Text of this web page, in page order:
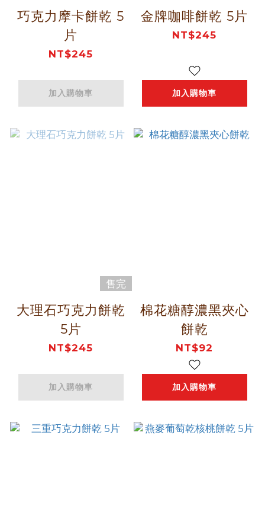
巧克力摩卡餅乾 5
片
NT$245
加入購物車
金牌咖啡餅乾 5片
NT$245
加入購物車
售完
大理石巧克力餅乾
5片
NT$245
加入購物車
棉花糖醇濃黑夾心
餅乾
NT$92
加入購物車